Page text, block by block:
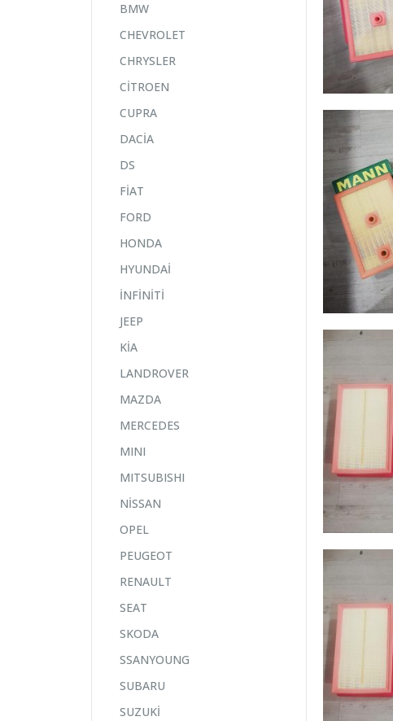
BMW
CHEVROLET
CHRYSLER
CİTROEN
CUPRA
DACİA
DS
FİAT
FORD
HONDA
HYUNDAİ
İNFİNİTİ
JEEP
KİA
LANDROVER
MAZDA
MERCEDES
MINI
MITSUBISHI
NİSSAN
OPEL
PEUGEOT
RENAULT
SEAT
SKODA
SSANYOUNG
SUBARU
SUZUKİ